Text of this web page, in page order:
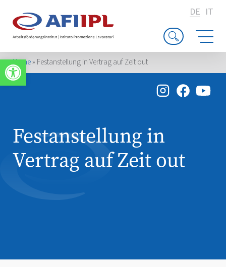
Werkzeugleiste öffnen
DE IT
Home» Festanstellung in Vertrag auf Zeit out
Festanstellung in
Vertrag auf Zeit out